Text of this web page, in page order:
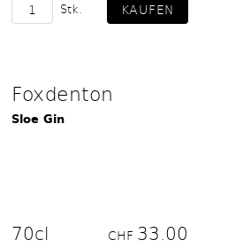
Stk.
Foxdenton
Sloe Gin
70cl CHF 33.00